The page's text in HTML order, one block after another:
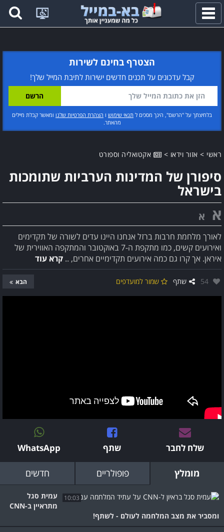
פתח
תפריט
הצטרף בחינם לשירות
קבל עדכונים על תכנים חדשים ישירות לתיבת המייל שלך!
בלחיצתך על "הרשם", הינך מסכים ל תנאי שימוש ו הצהרת הפרטיות שלנו ומאשר קבלת מיילים
מהאתר.
ראשי > אזור וידאו > אקטואליה וספורט
סיפורן של המדינות הערביות שתומכות
בישראל
א א
לאורך מלחמת חרבות ברזל אנחנו היינו עדים לשורה של תקדימים
ואירועים קשים, כמו מתקפת ה-7 באוקטובר והמתקפה האווירית של
איראן. אך קרו גם כמה אירועים תקדימיים אחרים, .. קרא עוד
אהבו:
54 שתף שמור למועדפים הבא
שלח לחבר שתף WhatsApp
מומלץ פופולריים חדשים
10:03
עמית סגל
מתראיין ב-CNN
ומסביר את מצב המלחמה לעולם - לשתף!